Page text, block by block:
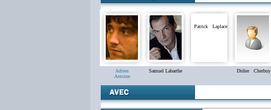
Adrien
Antoine
Samuel Labarthe
Patrick Laplace
Didier Cherbuy